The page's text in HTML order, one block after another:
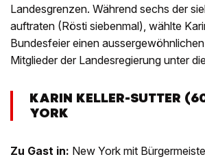
Landesgrenzen. Während sechs der
auftraten (Rösti siebenmal), wählte
Bundesfeier einen
Mitglieder der Landesregierung unter
KARIN KELLER-SUTTER
YORK
Zu Gast in: New York mit